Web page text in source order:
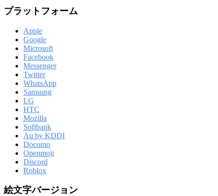
プラットフォーム
Apple
Google
Microsoft
Facebook
Messenger
Twitter
WhatsApp
Samsung
LG
HTC
Mozilla
Softbank
Au by KDDI
Docomo
Openmoji
Discord
Roblox
絵文字バージョン